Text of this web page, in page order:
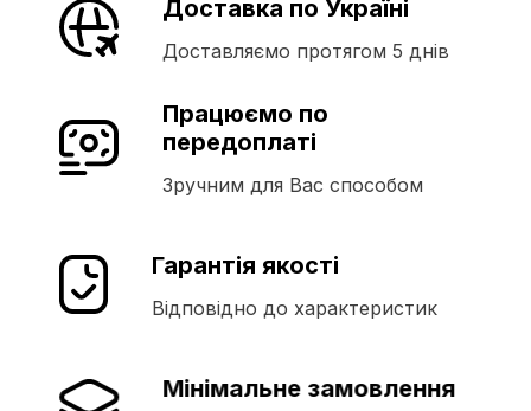
Доставка по Україні
Доставляємо протягом 5 днів
Працюємо по
передоплаті
Зручним для Вас способом
Гарантія якості
Відповідно до характеристик
Мінімальне замовлення